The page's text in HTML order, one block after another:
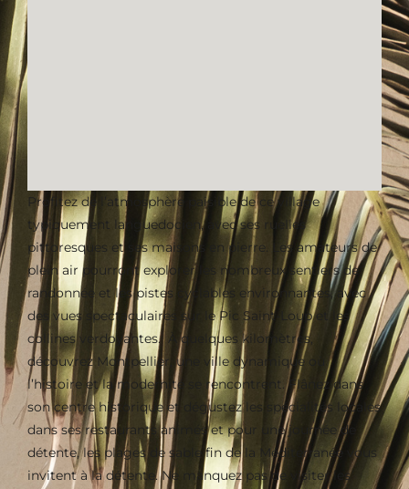
Profitez de l’atmosphère paisible de ce village
typiquement languedocien, avec ses ruelles
pittoresques et ses maisons en pierre. Les amateurs de
plein air pourront explorer les nombreux sentiers de
randonnée et les pistes cyclables environnantes, avec
des vues spectaculaires sur le Pic Saint-Loup et les
collines verdoyantes. À quelques kilomètres,
découvrez Montpellier, une ville dynamique où
l’histoire et la modernité se rencontrent. Flânez dans
son centre historique et dégustez les spécialités locales
dans ses restaurants animés et pour une journée de
détente, les plages de sable fin de la Méditerranée vous
invitent à la détente. Ne manquez pas de visiter les